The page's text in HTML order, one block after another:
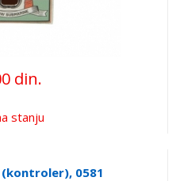
din.
stanju
(kontroler), 0581